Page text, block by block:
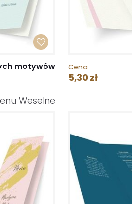
motywów Cena
5,30 zł
Weselne